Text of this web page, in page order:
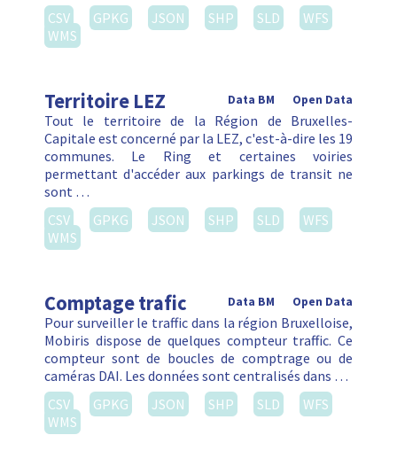
CSV
GPKG JSON SHP SLD
WFS
WMS
Territoire LEZ Open Data
Data BM
Tout le territoire de la Région de Bruxelles-
Capitale est concerné par la LEZ, c'est-à-dire les 19
communes. Le Ring et certaines voiries
permettant d'accéder aux parkings de transit ne
sont …
CSV
GPKG JSON SHP SLD
WFS
WMS
Comptage trafic Open Data
Data BM
Pour surveiller le traffic dans la région Bruxelloise,
Mobiris dispose de quelques compteur traffic. Ce
compteur sont de boucles de comptrage ou de
caméras DAI. Les données sont centralisés dans …
CSV
GPKG JSON SHP SLD
WFS
WMS